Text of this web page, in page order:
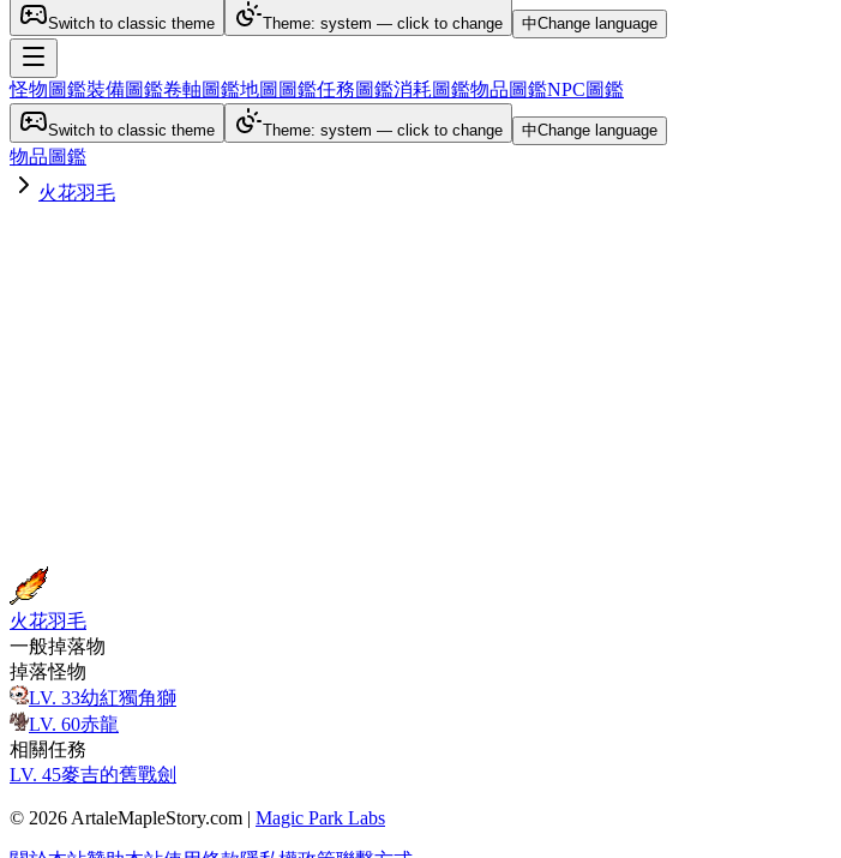
Switch to classic theme Theme: system — click to change 中Change language
怪物圖鑑裝備圖鑑卷軸圖鑑地圖圖鑑任務圖鑑消耗圖鑑物品圖鑑NPC圖鑑
Switch to classic theme Theme: system — click to change 中Change language
物品圖鑑
火花羽毛
火花羽毛
一般掉落物
掉落怪物
LV. 33幼紅獨角獅
LV. 60赤龍
相關任務
LV. 45麥吉的舊戰劍
© 2026 ArtaleMapleStory.com | Magic Park Labs